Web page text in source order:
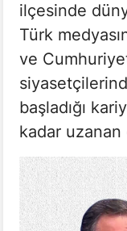
ilçesinde
Türk
ve
başladığı
kadar